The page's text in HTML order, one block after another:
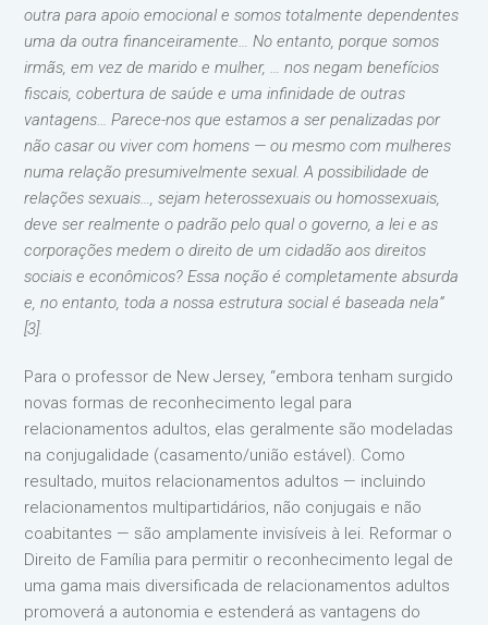
outra para apoio emocional e somos totalmente dependentes
uma da outra financeiramente… No entanto, porque somos
irmãs, em vez de marido e mulher, … nos negam benefícios
fiscais, cobertura de saúde e uma infinidade de outras
vantagens… Parece-nos que estamos a ser penalizadas por
não casar ou viver com homens — ou mesmo com mulheres
numa relação presumivelmente sexual. A possibilidade de
relações sexuais…, sejam heterossexuais ou homossexuais,
deve ser realmente o padrão pelo qual o governo, a lei e as
corporações medem o direito de um cidadão aos direitos
sociais e econômicos? Essa noção é completamente absurda
e, no entanto, toda a nossa estrutura social é baseada nela”
[3].
Para o professor de New Jersey, “embora tenham surgido
novas formas de reconhecimento legal para
relacionamentos adultos, elas geralmente são modeladas
na conjugalidade (casamento/união estável). Como
resultado, muitos relacionamentos adultos — incluindo
relacionamentos multipartidários, não conjugais e não
coabitantes — são amplamente invisíveis à lei. Reformar o
Direito de Família para permitir o reconhecimento legal de
uma gama mais diversificada de relacionamentos adultos
promoverá a autonomia e estenderá as vantagens do